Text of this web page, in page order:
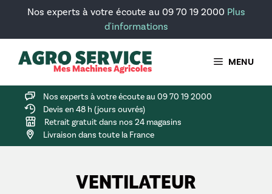
Nos experts à votre écoute au 09 70 19 2000 Plus
d'informations
MENU
Nos experts à votre écoute au 09 70 19 2000
Devis en 48 h (jours ouvrés)
Retrait gratuit dans nos 24 magasins
Livraison dans toute la France
VENTILATEUR